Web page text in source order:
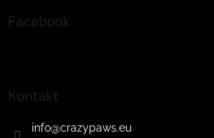
Facebook
Kontakt
info@crazypaws.eu